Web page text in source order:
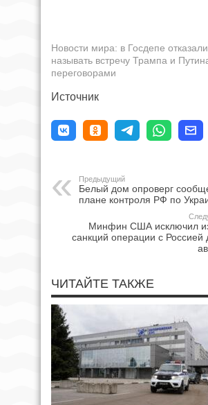
Новости мира: в Госдепе
называть встречу Трампа и
переговорами
Источник
Предыдущий
Белый дом опроверг
плане контроля РФ по
Минфин США исключил
санкций операции с Россией
ЧИТАЙТЕ ТАКЖЕ